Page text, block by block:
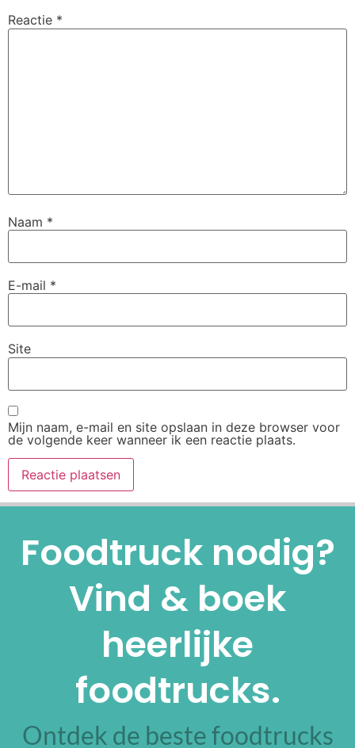
Reactie *
Naam *
E-mail *
Site
Mijn naam, e-mail en site opslaan in deze browser voor
de volgende keer wanneer ik een reactie plaats.
Foodtruck nodig?
Vind & boek
heerlijke
foodtrucks.
Ontdek de beste foodtrucks